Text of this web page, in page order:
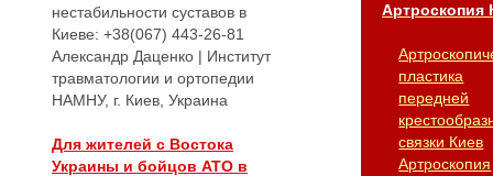
нестабильности суставов в
Киеве: +38(067) 443-26-81
Александр Даценко | Институт
травматологии и ортопедии
НАМНУ, г. Киев, Украина
Для жителей с Востока
Украины и бойцов АТО в
Артроскопия
пластика
передней
связки Киев
Артроскопия